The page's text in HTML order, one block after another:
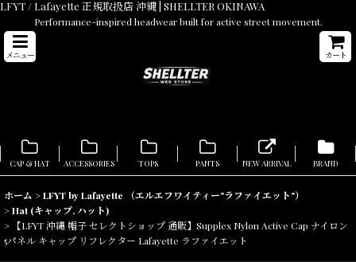
LFYT / Lafayette 正規取扱店 沖縄 | SHELLTER OKINAWA
Performance-inspired headwear built for active street movement.
メニュー カート
CAP & HAT ACCESSORIES TOPS PANTS NEW ARRIVAL BRAND
ホーム >LFYT by Lafayette （エルエフワイティー"ラファイエット"）
>Hat (キャップ, ハット)
>
【LFYT 沖縄 帽子 セレクトショップ 通販】Supplex Nylon Active Cap ナイロン
5パネル キャップ リフレクター Lafayette ラファイエット